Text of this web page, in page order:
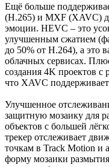
Ещё больше
(H.265) и MXF (XAVC)
эмоции. HEVC – это
улучшенным сжатием
до 50% от H.264), а это
облачных сервисах.
создания 4K проектов
что XAVC
Улучшенное
защитную мозаику для
объектов с большей
трекер отслеживает
точкам в Track Motion и
форму мозаики